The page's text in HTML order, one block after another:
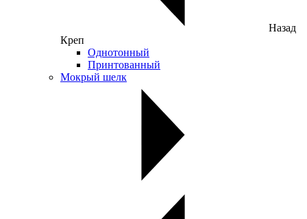
Назад
Креп
Однотонный
Принтованный
Мокрый шелк